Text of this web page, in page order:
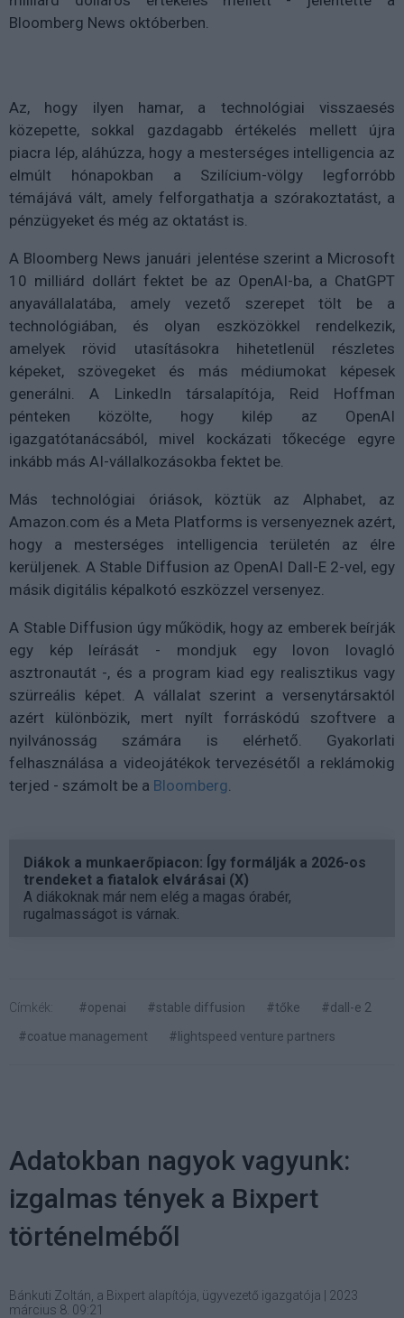
Bloomberg News októberben.
Az, hogy ilyen hamar, a technológiai visszaesés
közepette, sokkal gazdagabb értékelés mellett újra
piacra lép, aláhúzza, hogy a mesterséges intelligencia az
elmúlt hónapokban a Szilícium-völgy legforróbb
témájává vált, amely felforgathatja a szórakoztatást, a
pénzügyeket és még az oktatást is.
A Bloomberg News januári jelentése szerint a Microsoft
10 milliárd dollárt fektet be az OpenAI-ba, a ChatGPT
anyavállalatába, amely vezető szerepet tölt be a
technológiában, és olyan eszközökkel rendelkezik,
amelyek rövid utasításokra hihetetlenül részletes
képeket, szövegeket és más médiumokat képesek
generálni. A LinkedIn társalapítója, Reid Hoffman
pénteken közölte, hogy kilép az OpenAI
igazgatótanácsából, mivel kockázati tőkecége egyre
inkább más AI-vállalkozásokba fektet be.
Más technológiai óriások, köztük az Alphabet, az
Amazon.com és a Meta Platforms is versenyeznek azért,
hogy a mesterséges intelligencia területén az élre
kerüljenek. A Stable Diffusion az OpenAI Dall-E 2-vel, egy
másik digitális képalkotó eszközzel versenyez.
A Stable Diffusion úgy működik, hogy az emberek beírják
egy kép leírását - mondjuk egy lovon lovagló
asztronautát -, és a program kiad egy realisztikus vagy
szürreális képet. A vállalat szerint a versenytársaktól
azért különbözik, mert nyílt forráskódú szoftvere a
nyilvánosság számára is elérhető. Gyakorlati
felhasználása a videojátékok tervezésétől a reklámokig
terjed - számolt be a Bloomberg
Diákok a munkaerőpiacon: Így formálják a 2026-os
trendeket a fiatalok elvárásai (X)
A diákoknak már nem elég a magas órabér,
rugalmasságot is várnak.
Címkék: #openai #stable diffusion #tőke
#dall-e 2
#coatue management
#lightspeed venture partners
Adatokban nagyok vagyunk:
izgalmas tények a Bixpert
történelméből
Bánkuti Zoltán, a Bixpert alapítója, ügyvezető igazgatója
2023
március 8. 09:21